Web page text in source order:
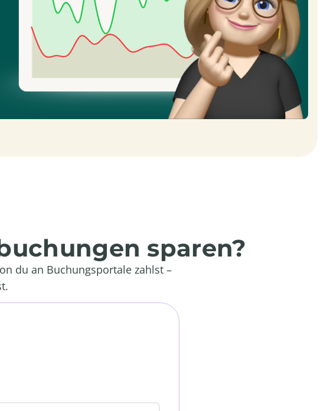
sparen?
du an Buchungsportale zahlst –